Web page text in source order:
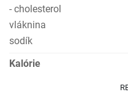
- cholesterol
vláknina
sodík
Kalórie